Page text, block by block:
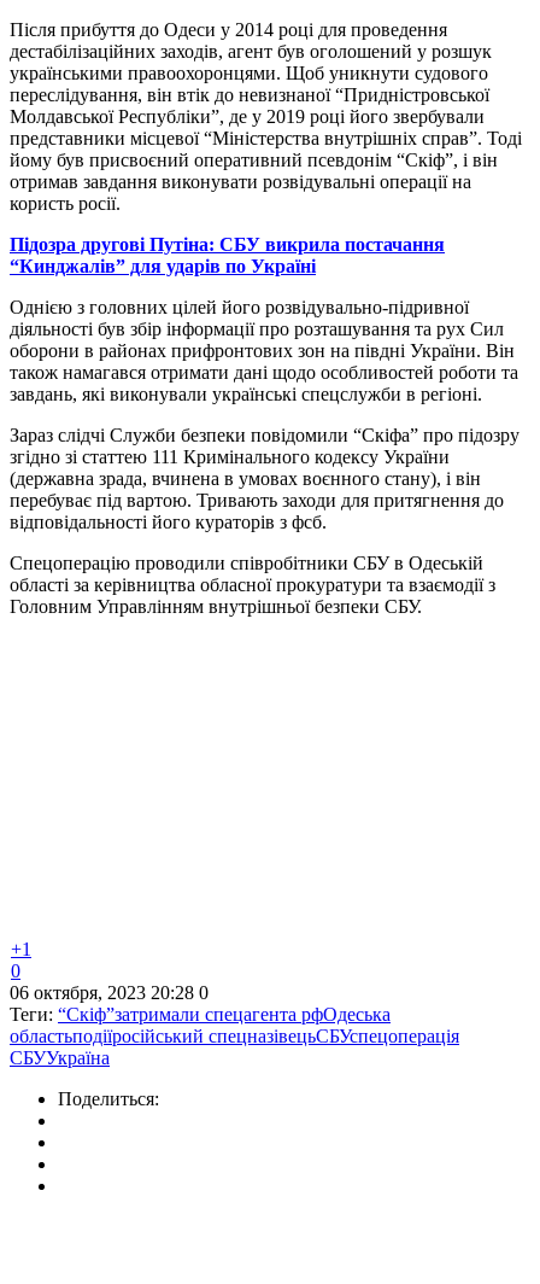
Після прибуття до Одеси у 2014 році для проведення
дестабілізаційних заходів, агент був оголошений у розшук
українськими правоохоронцями. Щоб уникнути судового
переслідування, він втік до невизнаної “Придністровської
Молдавської Республіки”, де у 2019 році його звербували
представники місцевої “Міністерства внутрішніх справ”. Тоді
йому був присвоєний оперативний псевдонім “Скіф”, і він
отримав завдання виконувати розвідувальні операції на
користь росії.
Підозра другові Путіна: СБУ викрила постачання
“Кинджалів” для ударів по Україні
Однією з головних цілей його розвідувально-підривної
діяльності був збір інформації про розташування та рух Сил
оборони в районах прифронтових зон на півдні України. Він
також намагався отримати дані щодо особливостей роботи та
завдань, які виконували українські спецслужби в регіоні.
Зараз слідчі Служби безпеки повідомили “Скіфа” про підозру
згідно зі статтею 111 Кримінального кодексу України
(державна зрада, вчинена в умовах воєнного стану), і він
перебуває під вартою. Тривають заходи для притягнення до
відповідальності його кураторів з фсб.
Спецоперацію проводили співробітники СБУ в Одеській
області за керівництва обласної прокуратури та взаємодії з
Головним Управлінням внутрішньої безпеки СБУ.
+1
0
06 октября, 2023 20:28 0
Теги: “Скіф”затримали спецагента рфОдеська
областьподіїросійський спецназівецьСБУспецоперація
СБУУкраїна
Поделиться: